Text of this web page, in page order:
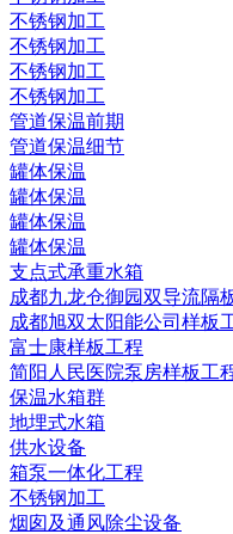
不锈钢加工
不锈钢加工
不锈钢加工
不锈钢加工
管道保温前期
管道保温细节
罐体保温
罐体保温
罐体保温
罐体保温
支点式承重水箱
成都九龙仓御园双导流隔
成都旭双太阳能公司样板
富士康样板工程
简阳人民医院泵房样板工
保温水箱群
地埋式水箱
供水设备
箱泵一体化工程
不锈钢加工
烟囱及通风除尘设备